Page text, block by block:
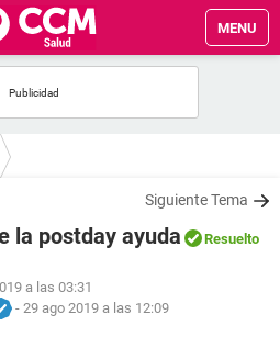
MENU
Siguiente Tema
la postday ayuda Resuelto
a las 03:31
- 29 ago 2019 a las 12:09